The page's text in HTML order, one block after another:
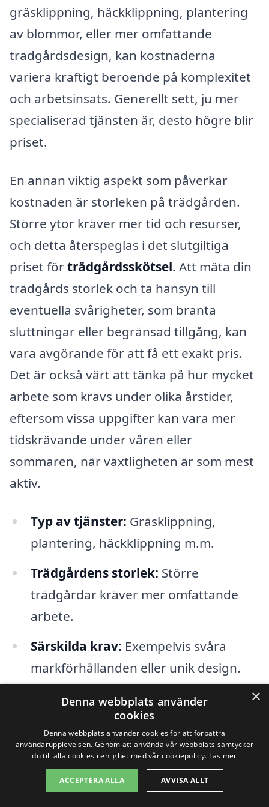
gräsklippning, häckklippning, plantering
av blommor, eller mer omfattande
trädgårdsdesign, kan kostnaderna
variera kraftigt beroende på komplexitet
och arbetsinsats. Generellt sett, ju mer
specialiserad tjänsten är, desto högre blir
priset.
En annan viktig aspekt som påverkar
kostnaden är storleken på trädgården.
Större ytor kräver mer tid och resurser,
och detta återspeglas i det slutgiltiga
priset förträdgårdsskötsel. Att mäta din
trädgårds storlek och ta hänsyn till
eventuella svårigheter, som branta
sluttningar eller begränsad tillgång, kan
vara avgörande för att få ett exakt pris.
Det är också värt att tänka på hur mycket
arbete som krävs under olika årstider,
eftersom vissa uppgifter kan vara mer
tidskrävande under våren eller
sommaren, när växtligheten är som mest
aktiv.
Typ av tjänster: Gräsklippning,
plantering, häckklippning m.m.
Trädgårdens storlek: Större
trädgårdar kräver mer omfattande
arbete.
Särskilda krav: Exempelvis svåra
markförhållanden eller unik design.
Årstid:Olika säsonger innebär olika
arbetsinsatser och därmed kostnader.
För att få en bättre uppfattning om
kostnaderna förträdgårdsskötsel i
×
Denna webbplats använder
cookies
Denna webbplats använder cookies för att förbättra
användarupplevelsen. Genom att använda vår webbplats samtycker
du till alla cookies i enlighet med vår cookiepolicy. Läs mer
ACCEPTERA ALLA AVVISA ALLT